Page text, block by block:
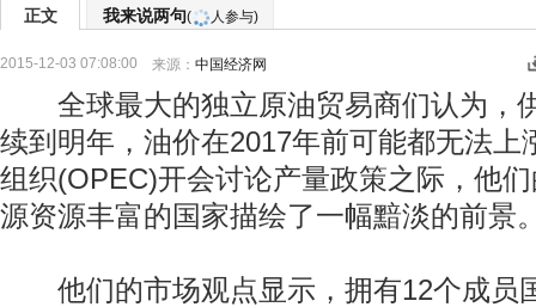
正文 我来说两句( 人参与)
2015-12-03 07:08:00 来源： 中国经济网
全球最大的独立原油贸易商们认为，
续到明年，油价在2017年前可能都无法上
组织(OPEC)开会讨论产量政策之际，他
源资源丰富的国家描绘了一幅黯淡的前景
他们的市场观点显示，拥有12个成员